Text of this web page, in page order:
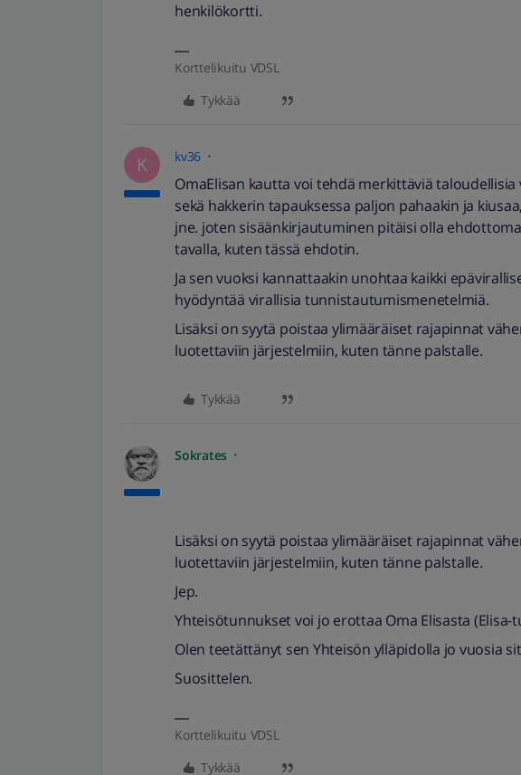
henkilökortti.
Korttelikuitu VDSL
Tykkää
K kv36
OmaElisan kautta voi tehdä merkittäviä
sekä hakkerin tapauksessa paljon pahaakin ja
jne. joten sisäänkirjautuminen pitäisi olla
tavalla, kuten tässä ehdotin.
Ja sen vuoksi kannattaakin unohtaa kaikki
hyödyntää virallisia tunnistautumismenetelmiä.
Lisäksi on syytä poistaa ylimääräiset rajapinnat
luotettaviin järjestelmiin, kuten tänne palstalle.
Tykkää
Sokrates
Lisäksi on syytä poistaa ylimääräiset rajapinnat
luotettaviin järjestelmiin, kuten tänne palstalle.
Jep.
Yhteisötunnukset voi jo erottaa Oma Elisasta (Elisa-
Olen teetättänyt sen Yhteisön ylläpidolla jo vuosia
Suosittelen.
Korttelikuitu VDSL
Tykkää